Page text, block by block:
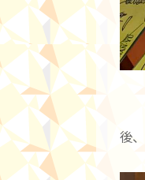
後、